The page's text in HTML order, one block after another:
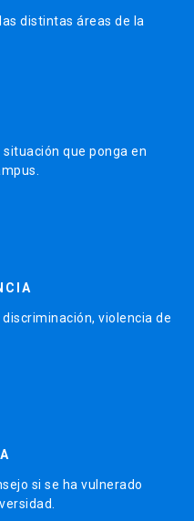
distintas áreas de la
que ponga en
violencia de
si se ha vulnerado